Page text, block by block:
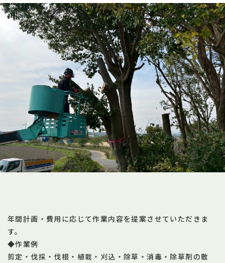
年間計画・費用に応じて作業内容を提案させていただきま
す。
◆作業例
剪定・伐採・伐根・植栽・刈込・除草・消毒・除草剤の散